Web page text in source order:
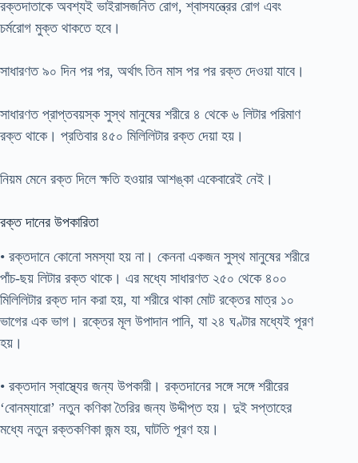
রক্তদাতাকে অবশ্যই ভাইরাসজনিত রোগ, শ্বাসযন্ত্রের রোগ এবং
চর্মরোগ মুক্ত থাকতে হবে।
সাধারণত ৯০ দিন পর পর, অর্থাৎ তিন মাস পর পর রক্ত দেওয়া যাবে।
সাধারণত প্রাপ্তবয়স্ক সুস্থ মানুষের শরীরে ৪ থেকে ৬ লিটার পরিমাণ
রক্ত থাকে। প্রতিবার ৪৫০ মিলিলিটার রক্ত দেয়া হয়।
নিয়ম মেনে রক্ত দিলে ক্ষতি হওয়ার আশঙ্কা একেবারেই নেই।
রক্ত দানের উপকারিতা
• রক্তদানে কোনো সমস্যা হয় না। কেননা একজন সুস্থ মানুষের শরীরে
পাঁচ-ছয় লিটার রক্ত থাকে। এর মধ্যে সাধারণত ২৫০ থেকে ৪০০
মিলিলিটার রক্ত দান করা হয়, যা শরীরে থাকা মোট রক্তের মাত্র ১০
ভাগের এক ভাগ। রক্তের মূল উপাদান পানি, যা ২৪ ঘণ্টার মধ্যেই পূরণ
হয়।
• রক্তদান স্বাস্থ্যের জন্য উপকারী। রক্তদানের সঙ্গে সঙ্গে শরীরের
‘বোনম্যারো’ নতুন কণিকা তৈরির জন্য উদ্দীপ্ত হয়। দুই সপ্তাহের
মধ্যে নতুন রক্তকণিকা জন্ম হয়, ঘাটতি পূরণ হয়।